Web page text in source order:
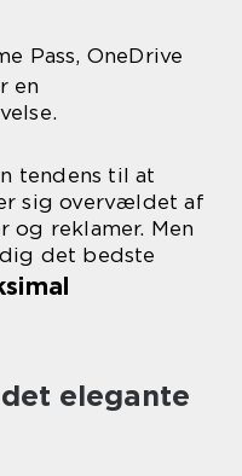
Pass, OneDrive
en
tendens til at
sig overvældet af
og reklamer. Men
det bedste
elegante